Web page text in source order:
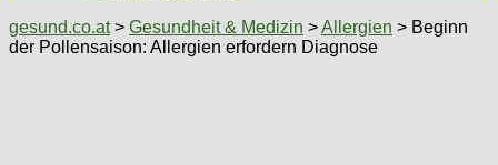
gesund.co.at> Gesundheit & Medizin >Allergien > Beginn
der Pollensaison: Allergien erfordern Diagnose